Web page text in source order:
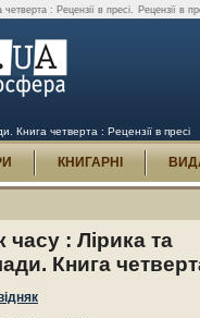
: Рецензії в пресі. Рецензії в
Книга четверта : Рецензії в пресі
КНИГАРНІ
часу : Лірика та
Книга